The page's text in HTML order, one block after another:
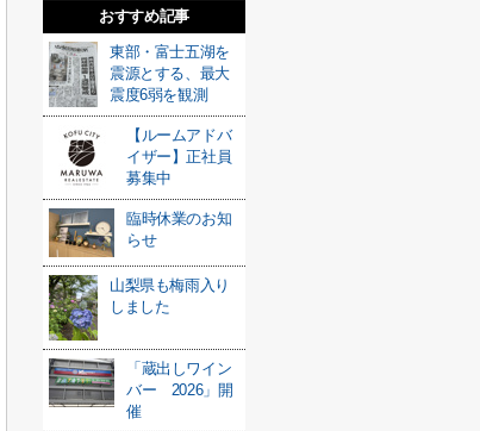
おすすめ記事
東部・富士五湖を
震源とする、最大
震度6弱を観測
【ルームアドバ
イザー】正社員
募集中
臨時休業のお知
らせ
山梨県も梅雨入り
しました
「蔵出しワイン
バー 2026」開
催